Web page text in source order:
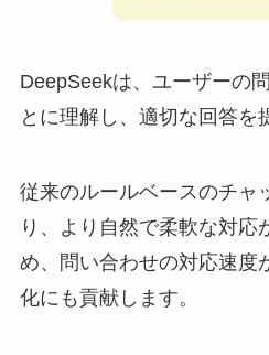
DeepSeekは、ユーザーの
とに理解し、適切な回答を
従来のルールベースのチャ
り、より自然で柔軟な対応
め、問い合わせの対応速度
化にも貢献します。